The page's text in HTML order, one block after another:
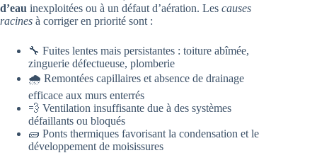
d’eau inexploitées ou à un défaut d’aération. Les causes
racines à corriger en priorité sont :
🔧 Fuites lentes mais persistantes : toiture abîmée,
zinguerie défectueuse, plomberie
🌧️ Remontées capillaires et absence de drainage
efficace aux murs enterrés
💨 Ventilation insuffisante due à des systèmes
défaillants ou bloqués
🧱 Ponts thermiques favorisant la condensation et le
développement de moisissures